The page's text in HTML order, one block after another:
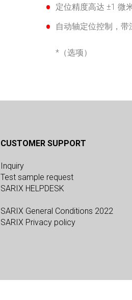
定位精度高达 ±1 微米
自动轴定位控制，带
*（选项）
CUSTOMER SUPPORT
Inquiry
Test sample request
SARIX HELPDESK
SARIX General Conditions 2022
SARIX Privacy policy